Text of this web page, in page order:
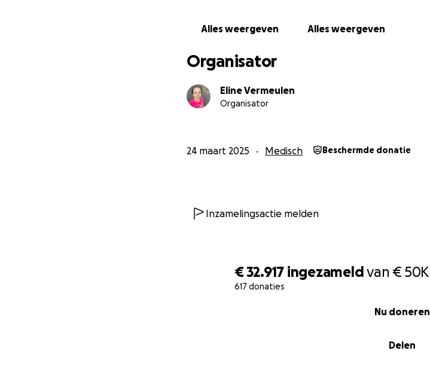
€ 32.917 ingezameldvan€ 50K
617 donaties
Delen
Nu doneren
Alles weergeven Alles weergeven
Organisator
Eline Vermeulen
Organisator
24 maart 2025 Medisch Beschermde donatie
Inzamelingsactie melden